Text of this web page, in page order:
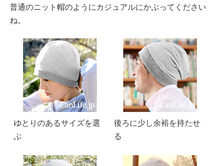
普通のニット帽のようにカジュアルにかぶってください
ね。
ゆとりのあるサイズを選
ぶ
後ろに少し余裕を持たせ
る